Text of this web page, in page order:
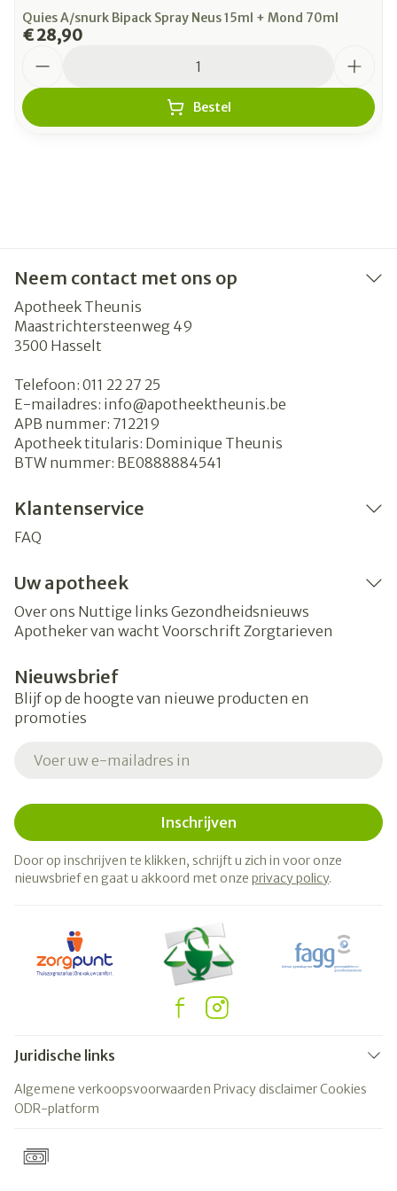
Quies A/snurk Bipack Spray Neus 15ml + Mond 70ml
€ 28,90
Bestel
Neem contact met ons op
Apotheek Theunis
Maastrichtersteenweg 49
3500 Hasselt
Telefoon: 011 22 27 25
E-mailadres: info@apotheektheunis.be
APB nummer: 712219
Apotheek titularis: Dominique Theunis
BTW nummer: BE0888884541
Klantenservice
FAQ
Uw apotheek
Over ons Nuttige links Gezondheidsnieuws
Apotheker van wacht Voorschrift Zorgtarieven
Nieuwsbrief
Blijf op de hoogte van nieuwe producten en
promoties
Inschrijven
Door op inschrijven te klikken, schrijft u zich in voor onze
nieuwsbrief en gaat u akkoord met onze privacy policy.
Juridische links
Algemene verkoopsvoorwaarden Privacy disclaimerCookies
ODR-platform